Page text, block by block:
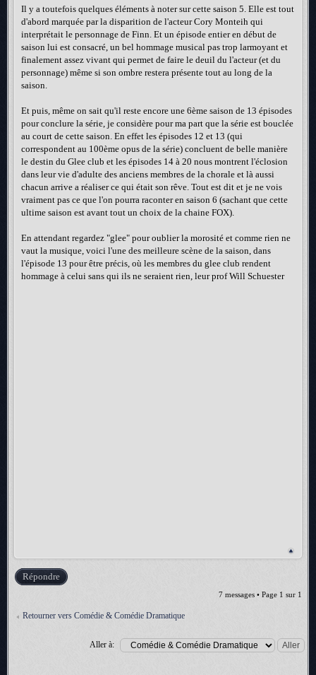
Il y a toutefois quelques éléments à noter sur cette saison 5. Elle est tout
d'abord marquée par la disparition de l'acteur Cory Monteih qui
interprétait le personnage de Finn. Et un épisode entier en début de
saison lui est consacré, un bel hommage musical pas trop larmoyant et
finalement assez vivant qui permet de faire le deuil du l'acteur (et du
personnage) même si son ombre restera présente tout au long de la
saison.
Et puis, même on sait qu'il reste encore une 6ème saison de 13 épisodes
pour conclure la série, je considère pour ma part que la série est bouclée
au court de cette saison. En effet les épisodes 12 et 13 (qui
correspondent au 100ème opus de la série) concluent de belle manière
le destin du Glee club et les épisodes 14 à 20 nous montrent l'éclosion
dans leur vie d'adulte des anciens membres de la chorale et là aussi
chacun arrive a réaliser ce qui était son rêve. Tout est dit et je ne vois
vraiment pas ce que l'on pourra raconter en saison 6 (sachant que cette
ultime saison est avant tout un choix de la chaine FOX).
En attendant regardez "glee" pour oublier la morosité et comme rien ne
vaut la musique, voici l'une des meilleure scène de la saison, dans
l'épisode 13 pour être précis, où les membres du glee club rendent
hommage à celui sans qui ils ne seraient rien, leur prof Will Schuester
Répondre
7 messages • Page 1 sur 1
Retourner vers Comédie & Comédie Dramatique
Aller à: